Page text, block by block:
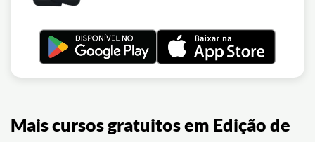
Mais cursos gratuitos em Edição de